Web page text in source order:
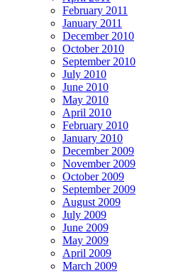
February 2011
January 2011
December 2010
October 2010
September 2010
July 2010
June 2010
May 2010
April 2010
February 2010
January 2010
December 2009
November 2009
October 2009
September 2009
August 2009
July 2009
June 2009
May 2009
April 2009
March 2009